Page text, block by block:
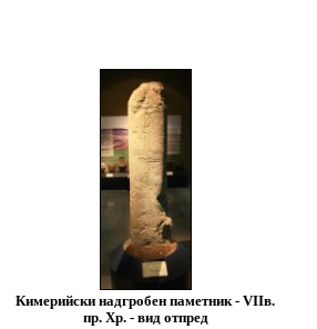
Кимерийски надгробен паметник - VIIв.
пр. Хр. - вид отпред